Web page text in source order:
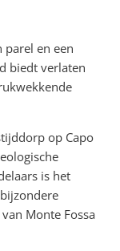
parel en een
biedt verlaten
op Capo
is het
Monte Fossa